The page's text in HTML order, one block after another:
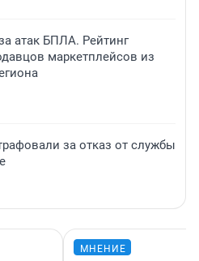
атак БПЛА. Рейтинг
маркетплейсов из
за отказ от службы
МНЕНИЕ